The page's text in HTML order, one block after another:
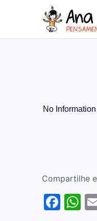
No Information
Compartilhe